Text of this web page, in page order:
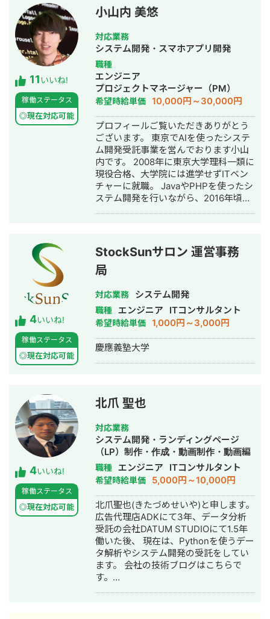
Googleのサービスを使ったら、どんな
感じに開発できるのかイメージが湧か
ないという方も大歓迎！ フワッとした
イメージでも良いので「こんなことを
したい」という内容を伝えて頂けれ
ば、その内容を実現するための方法を
具体的に提案させて頂きます。 一度ビ
デオ会議でお話してみませんか？もち
ろん無料です。 【Google Apps
Script、Appsheetで開発するメリッ
ト】 ★月々にかかる費用がタダ！
Googleアカウントさえあれば利用可能
なので月々にかかる費用が0円です。
GASによる開発は、長期的にみて非常
にお得です。 ★開発コストが低い
Google WorkSpaceを元に開発するの
で、作業量が少なく済み、その分コス
トを抑えることができます。 ★他の
連携ができるので、用途に合わせて自
由度高くシステムを作ることができま
す。 GAS、Appsheetの経験が豊富な
務の効率化に貢献することが可能で
す。是非宜しくお願い致します。 【無
料ヒアリング】 ★無料ヒアリング予約
https://forms.gle/f7DVaUkwYAMdyMxf7
11いいね!
稼働ステータス
◎現在対応可能
小山内 美悠
対応業務
システム開発・スマホアプリ開発
職種
エンジニア
プロジェクトマネージャー（PM）
希望時給単価 10,000円～30,000円
プロフィールご覧いただきありがとう
ございます。 東京でAIを使ったシステ
ム開発受託事業を営んでおります小山
内です。 2008年に東京大学理科一類に
現役合格、大学院には進学せずITベン
チャーに就職。 JavaやPHPを使ったシ
ステム開発を行いながら、2016年頃か
アーキテクトを務めております。 代表
的な案件をいくつか記載します。 ・某
携帯キャリアのポータルサイトのニュ
千万人規模) ・某大手アパレル企業の需
要予測システム開発 ・街頭広告用デジ
タルサイネージへのAIカメラ導入プロ
ジェクト ・MAU100万規模の子供向け
サービスのデータ分析基盤開発 これら
のプロジェクトではいずれも技術側の
トップとしてプロジェクトを牽引しま
もしますし、私が経営する会社には私
ジニアが多数おりますので、 チームを
組んで対応させていただくことも可能
です。 機械学習を導入する以前の、デ
ータレイクを中心としたデータ分析基
盤システムを整える所からお手伝いさ
せていただけます。 データを経営の中
心に据えようとお考えの企業様はぜひ
ご相談ください。
4いいね!
稼働ステータス
◎現在対応可能
StockSunサロン 運営事務
局
対応業務 システム開発
職種 エンジニア ITコンサルタント
希望時給単価 1,000円～3,000円
慶應義塾大学
4いいね!
稼働ステータス
◎現在対応可能
北爪 聖也
対応業務
システム開発・ランディングページ
（LP）制作・作成・動画制作・動画編
集
職種 エンジニア ITコンサルタント
希望時給単価 5,000円～10,000円
北爪聖也(きたづめせいや)と申します。
広告代理店ADKにて3年、データ分析
受託の会社DATUM STUDIOにて1.5年
働いた後、 現在は、Pythonを使うデー
タ解析やシステム開発の受託をしてい
ます。 会社の技術ブログはこちらで
す。